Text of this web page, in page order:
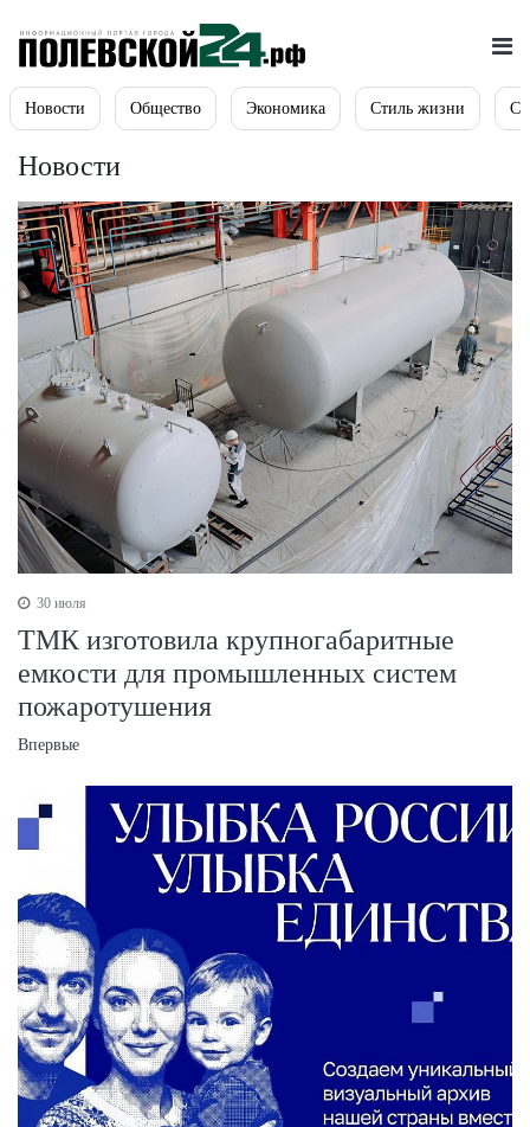
Новости Общество Экономика Стиль жизни
Новости
30 июля
ТМК изготовила крупногабаритные
емкости для промышленных систем
пожаротушения
Впервые